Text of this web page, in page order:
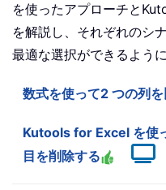
を使ったアプローチと
を解説し、それぞれのシ
最適な選択ができるように
数式を使って2 つの列
Kutools for Excel を使
目を削除する